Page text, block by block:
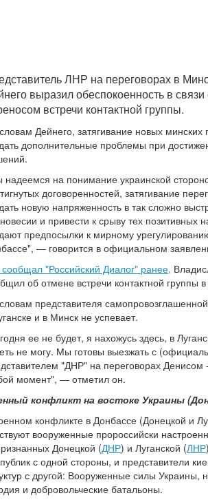
ЛНР на переговорах в
выразил обеспокоенность в
встречи контактной группы.
Дейнего, затягивание новых минских
дополнительные проблемы при
на понимание украинской
договоренностей, затягивание
новую напряженность в так сложно
и привести к срыву тех позитивных
предпосылки к мирному
— говорится в официальном
сообщал "Российский Диалог" ранее,
об отмене встречи контактной группы
представителя
и в Минск не успевает.
ее не будет, я нахожусь здесь, в
не могу. Мы готовы выезжать с
"ДНР" на переговорах
момент", — отметил он.
конфликт на востоке Украины
конфликте в Донбассе (Донецкой и
вооруженные пророссийски
Донецкой (ДНР) и Луганской (ЛНР
с одной стороны, и представители
с другой: Вооруженные силы Украины,
и добровольческие батальоны.